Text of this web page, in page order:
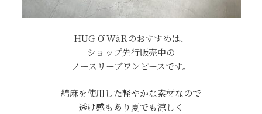
HUG Ō WäRのおすすめは、
ショップ先行販売中の
ノースリーブワンピースです。
綿麻を使用した軽やかな素材なので
透け感もあり夏でも涼しく